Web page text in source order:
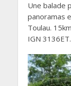
Une balade
panoramas
Toulau.
IGN